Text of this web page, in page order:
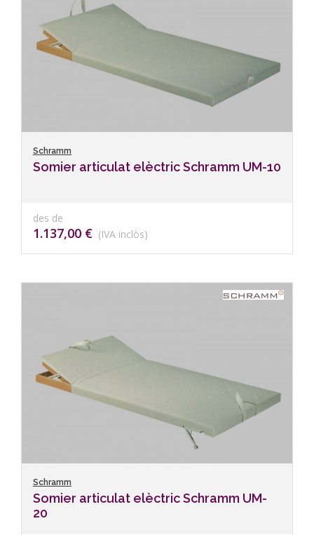
Schramm
Somier articulat elèctric Schramm UM-10
des de
1.137,00 € (IVA inclòs)
Schramm
Somier articulat elèctric Schramm UM-
20